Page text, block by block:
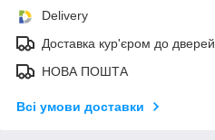
Delivery
Доставка кур'єром до дверей
НОВА ПОШТА
Всі умови доставки